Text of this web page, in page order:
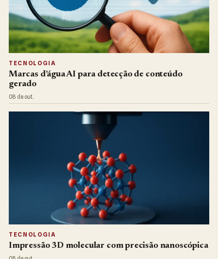
TECNOLOGIA
Marcas d’água AI para detecção de conteúdo
gerado
08 de out.
TECNOLOGIA
Impressão 3D molecular com precisão nanoscópica